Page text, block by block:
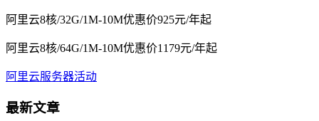
阿里云8核/32G/1M-10M优惠价925元/年起
阿里云8核/64G/1M-10M优惠价1179元/年起
阿里云服务器活动
最新文章